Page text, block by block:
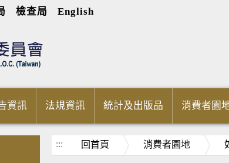
檢查局 English
資訊 法規資訊 統計及出版品 消費者園
::: 回首頁 消費者園地